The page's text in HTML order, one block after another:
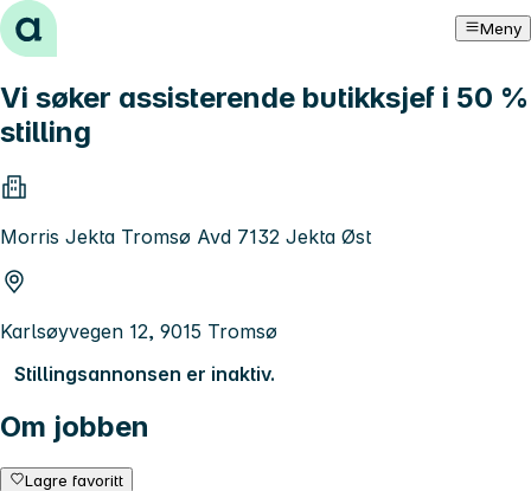
Hopp til innhold Meny
Vi søker assisterende butikksjef i 50 %
stilling
Morris Jekta Tromsø Avd 7132 Jekta Øst
Karlsøyvegen 12, 9015 Tromsø
Stillingsannonsen er inaktiv.
Om jobben
Lagre favoritt